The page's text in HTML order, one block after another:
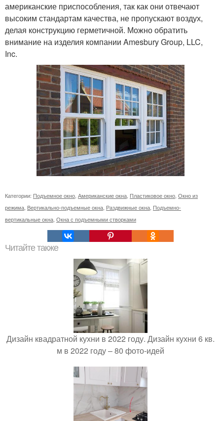
американские приспособления, так как они отвечают
высоким стандартам качества, не пропускают воздух,
делая конструкцию герметичной. Можно обратить
внимание на изделия компании Amesbury Group, LLC,
Inc.
Категории: Подъемное окно, Американские окна, Пластиковое окно, Окно из
режима, Вертикально-подъемные окна, Раздвижные окна, Подъемно-
вертикальные окна, Окна с подъемными створками
Читайте также
Дизайн квадратной кухни в 2022 году. Дизайн кухни 6 кв.
м в 2022 году – 80 фото-идей